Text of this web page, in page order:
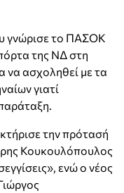
γνώρισε το ΠΑΣΟΚ
της ΝΔ στη
να ασχοληθεί με τα
γιατί
την πρότασή
Κουκουλόπουλος
ενώ ο νέος